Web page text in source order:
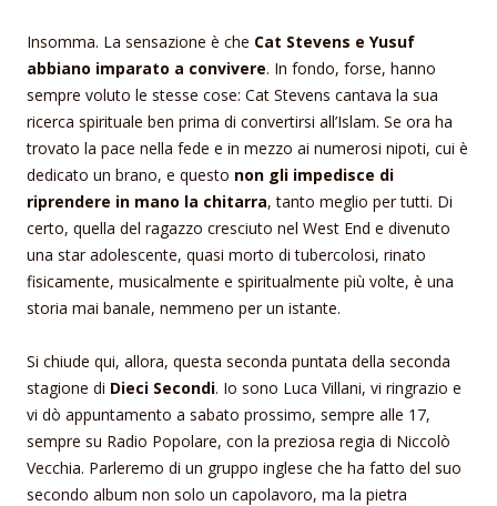
Insomma. La sensazione è che Cat Stevens e Yusuf
abbiano imparato a convivere. In fondo, forse, hanno
sempre voluto le stesse cose: Cat Stevens cantava la sua
ricerca spirituale ben prima di convertirsi all’Islam. Se ora ha
trovato la pace nella fede e in mezzo ai numerosi nipoti, cui è
dedicato un brano, e questo non gli impedisce di
riprendere in mano la chitarra, tanto meglio per tutti. Di
certo, quella del ragazzo cresciuto nel West End e divenuto
una star adolescente, quasi morto di tubercolosi, rinato
fisicamente, musicalmente e spiritualmente più volte, è una
storia mai banale, nemmeno per un istante.
Si chiude qui, allora, questa seconda puntata della seconda
stagione di Dieci Secondi. Io sono Luca Villani, vi ringrazio e
vi dò appuntamento a sabato prossimo, sempre alle 17,
sempre su Radio Popolare, con la preziosa regia di Niccolò
Vecchia. Parleremo di un gruppo inglese che ha fatto del suo
secondo album non solo un capolavoro, ma la pietra